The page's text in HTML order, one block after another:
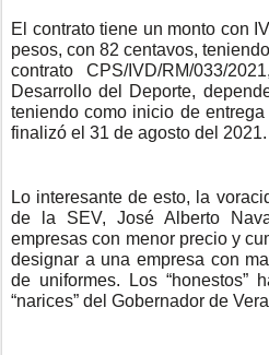
El contrato tiene un monto con
pesos, con 82 centavos,
contrato CPS/IVD/RM/033/
Desarrollo del Deporte,
teniendo como inicio de
finalizó el 31 de agosto del 2021.
Lo interesante de esto, la
de la SEV, José Alberto
empresas con menor precio y
designar a una empresa con
de uniformes. Los “honestos”
“narices” del Gobernador de